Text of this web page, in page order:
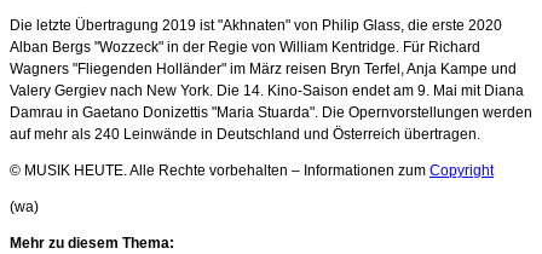
Die letzte Übertragung 2019 ist "Akhnaten" von Philip Glass, die erste 2020
Alban Bergs "Wozzeck" in der Regie von William Kentridge. Für Richard
Wagners "Fliegenden Holländer" im März reisen Bryn Terfel, Anja Kampe und
Valery Gergiev nach New York. Die 14. Kino-Saison endet am 9. Mai mit Diana
Damrau in Gaetano Donizettis "Maria Stuarda". Die Opernvorstellungen werden
auf mehr als 240 Leinwände in Deutschland und Österreich übertragen.
© MUSIK HEUTE. Alle Rechte vorbehalten – Informationen zum Copyright
(wa)
Mehr zu diesem Thema: